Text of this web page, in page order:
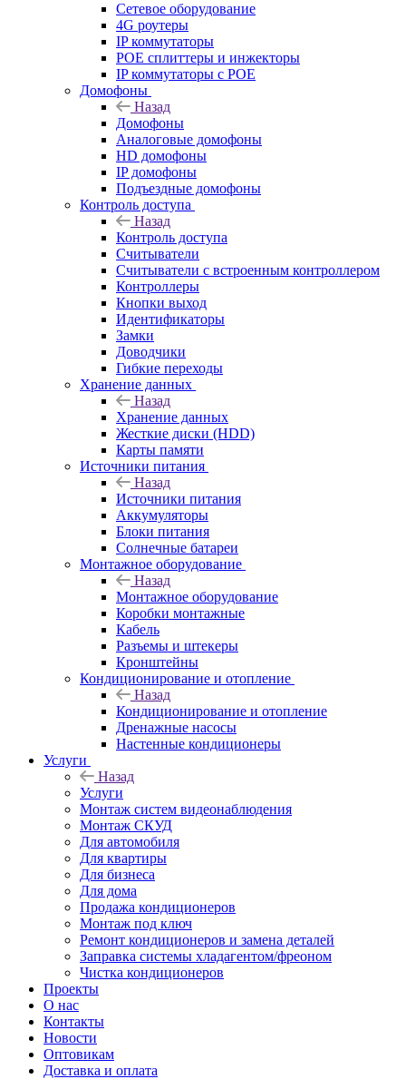
Сетевое оборудование
4G роутеры
IP коммутаторы
POE сплиттеры и инжекторы
IP коммутаторы с POE
Домофоны
Назад
Домофоны
Аналоговые домофоны
HD домофоны
IP домофоны
Подъездные домофоны
Контроль доступа
Назад
Контроль доступа
Считыватели
Считыватели с встроенным контроллером
Контроллеры
Кнопки выход
Идентификаторы
Замки
Доводчики
Гибкие переходы
Хранение данных
Назад
Хранение данных
Жесткие диски (HDD)
Карты памяти
Источники питания
Назад
Источники питания
Аккумуляторы
Блоки питания
Солнечные батареи
Монтажное оборудование
Назад
Монтажное оборудование
Коробки монтажные
Кабель
Разъемы и штекеры
Кронштейны
Кондиционирование и отопление
Назад
Кондиционирование и отопление
Дренажные насосы
Настенные кондиционеры
Услуги
Назад
Услуги
Монтаж систем видеонаблюдения
Монтаж СКУД
Для автомобиля
Для квартиры
Для бизнеса
Для дома
Продажа кондиционеров
Монтаж под ключ
Ремонт кондиционеров и замена деталей
Заправка системы хладагентом/фреоном
Чистка кондиционеров
Проекты
О нас
Контакты
Новости
Оптовикам
Доставка и оплата